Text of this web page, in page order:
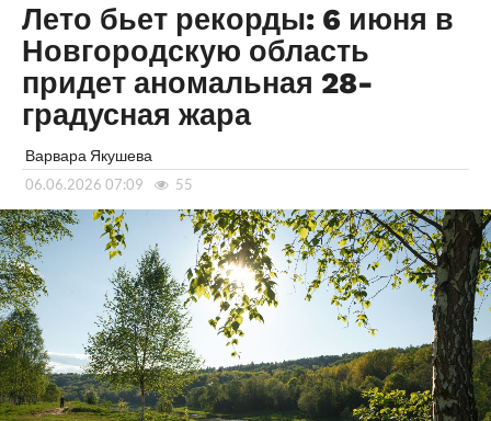
Лето бьет рекорды: 6 июня в
Новгородскую область
придет аномальная 28-
градусная жара
Варвара Якушева
06.06.2026 07:09 55